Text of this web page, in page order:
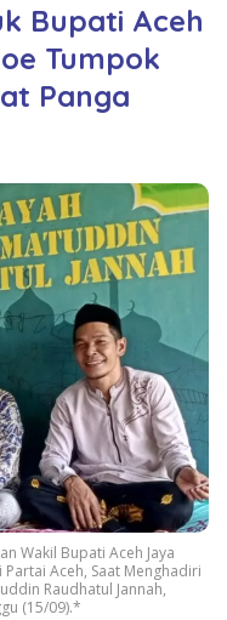
Bupati Aceh
Tumpok
Panga
Wakil Bupati Aceh Jaya
Aceh, Saat Menghadiri
Raudhatul Jannah,
(15/09).*